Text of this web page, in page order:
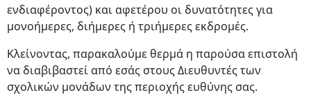
ενδιαφέροντος) και αφετέρου οι δυνατότητες για
μονοήμερες, διήμερες ή τριήμερες εκδρομές.
Κλείνοντας, παρακαλούμε θερμά η παρούσα επιστολή
να διαβιβαστεί από εσάς στους Διευθυντές των
σχολικών μονάδων της περιοχής ευθύνης σας.